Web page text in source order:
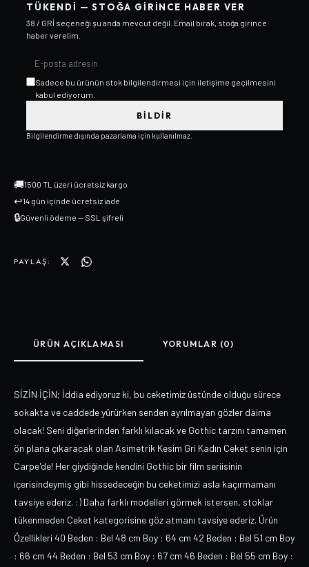
TÜKENDI — STOĞA GIRINCE HABER VER
38 / GRİ seçeneği şu anda mevcut değil. Email bırak, stoğa girince
haber verelim.
Sadece bu ürünün stok bilgilendirmesi için iletişime geçilmesini
kabul ediyorum.
BILDIR
Bilgilendirme dışında pazarlama için kullanılmaz.
🚚1500 TL üzeri ücretsiz kargo
↩14 gün içinde ücretsiz iade
🔒Güvenli ödeme — SSL şifreli
PAYLAŞ:
ÜRÜN AÇIKLAMASI YORUMLAR (0)
SİZİN İÇİN; İddia ediyoruz ki, bu ceketimiz üstünde olduğu sürece
sokakta ve caddede yürürken senden ayrılmayan gözler daima
olacak! Seni diğerlerinden farklı kılacak ve Gothic tarzını tamamen
ön plana çıkaracak olan Asimetrik Kesim Gri Kadın Ceket senin için
Carpe'de! Her giydiğinde kendini Gothic bir film seriisinin
içerisindeymiş gibi hissedeceğin bu ceketimizi asla kaçırmamanı
tavsiye ederiz. :) Daha farklı modelleri görmek istersen, stoklar
tükenmeden Ceket kategorisine göz atmanı tavsiye ederiz. Ürün
Özellikleri 40 Beden : Bel 48 cm Boy : 64 cm 42 Beden : Bel 51 cm Boy
: 66 cm 44 Beden : Bel 53 cm Boy : 67 cm 46 Beden : Bel 55 cm Boy :